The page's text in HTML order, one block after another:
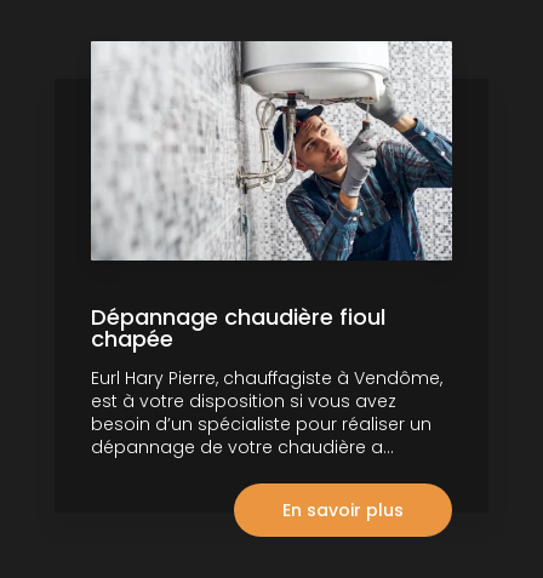
Dépannage chaudière fioul
chapée
Eurl Hary Pierre, chauffagiste à Vendôme,
est à votre disposition si vous avez
besoin d’un spécialiste pour réaliser un
dépannage de votre chaudière a...
En savoir plus